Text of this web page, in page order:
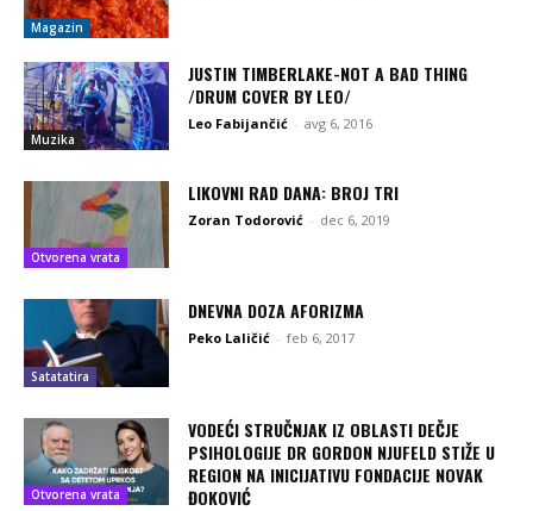
Magazin
Muzika
JUSTIN TIMBERLAKE-NOT A BAD THING
/DRUM COVER BY LEO/
Leo Fabijančić - avg 6, 2016
Otvorena vrata
LIKOVNI RAD DANA: BROJ TRI
Zoran Todorović - dec 6, 2019
Satatatira
DNEVNA DOZA AFORIZMA
Peko Laličić - feb 6, 2017
Otvorena vrata
VODEĆI STRUČNJAK IZ OBLASTI DEČJE
PSIHOLOGIJE DR GORDON NJUFELD STIŽE U
REGION NA INICIJATIVU FONDACIJE NOVAK
ĐOKOVIĆ